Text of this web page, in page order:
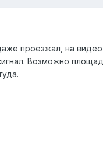
проезжал, на
Возможно